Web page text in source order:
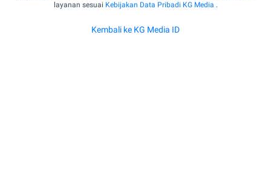
layanan sesuai Kebijakan Data Pribadi KG Media .
Kembali ke KG Media ID